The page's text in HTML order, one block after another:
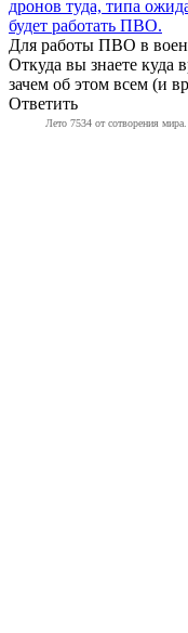
дронов туда, типа
будет работать ПВО.
Для работы ПВО в
Откуда вы знаете куда
зачем об этом всем (и
Ответить
Лето 7534 от сотворения